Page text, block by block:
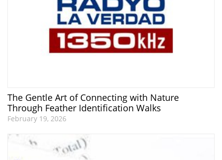
The Gentle Art of Connecting with Nature
Through Feather Identification Walks
February 19, 2026